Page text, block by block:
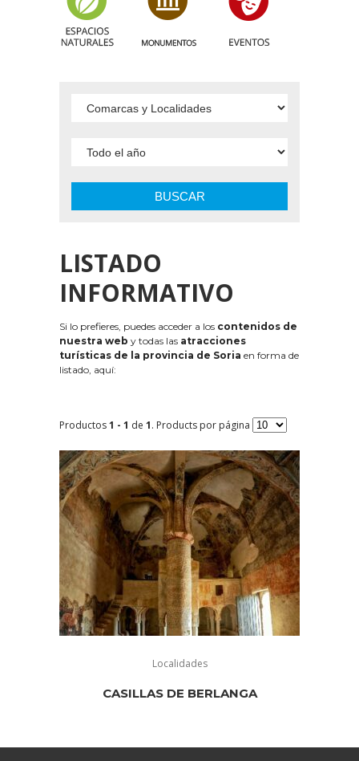
BUSCAR
LISTADO
INFORMATIVO
Si lo prefieres, puedes acceder a los contenidos de
nuestra web y todas las atracciones
turísticas de la provincia de Soria en forma de
listado, aquí:
Productos1 - 1 de 1. Products por página
Localidades
CASILLAS DE BERLANGA